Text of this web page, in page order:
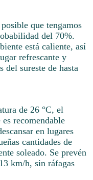
que tengamos
del 70%.
está caliente, así
refrescante y
del sureste de hasta
de 26 °C, el
recomendable
en lugares
cantidades de
soleado. Se prevén
km/h, sin ráfagas